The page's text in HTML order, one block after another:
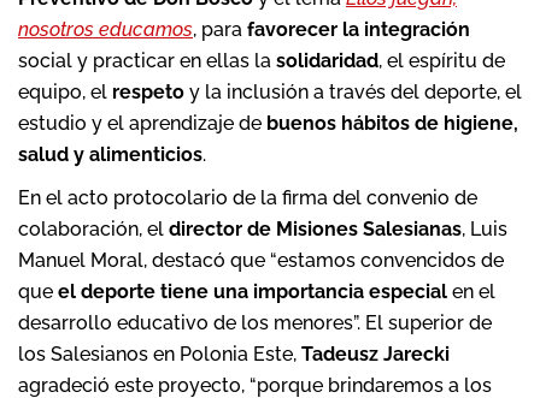
nosotros educamos, para favorecer la integración
social y practicar en ellas la solidaridad, el espíritu de
equipo, el respeto y la inclusión a través del deporte, el
estudio y el aprendizaje de buenos hábitos de higiene,
salud y alimenticios.
En el acto protocolario de la firma del convenio de
colaboración, el director de Misiones Salesianas, Luis
Manuel Moral, destacó que “estamos convencidos de
que el deporte tiene una importancia especial en el
desarrollo educativo de los menores”. El superior de
los Salesianos en Polonia Este, Tadeusz Jarecki
agradeció este proyecto, “porque brindaremos a los